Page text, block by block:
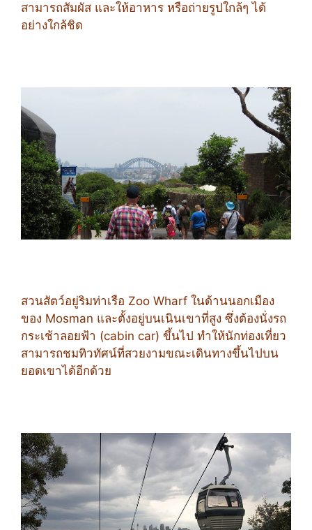
สามารถสัมผัส และให้อาหาร หรือถ่ายรูปใกล้ๆ ได้
อย่างใกล้ชิด
สวนสัตว์อยู่ริมท่าเรือ Zoo Wharf ในด้านนอกเมือง
ของ Mosman และตั้งอยู่บนเนินเขาที่สูง ซึ่งต้องนั่งรถ
กระเช้าลอยฟ้า (cabin car) ขึ้นไป ทำให้นักท่องเที่ยว
สามารถชมทิวทัศน์ที่สวยงามขณะเดินทางขึ้นไปบน
ยอดเขาได้อีกด้วย